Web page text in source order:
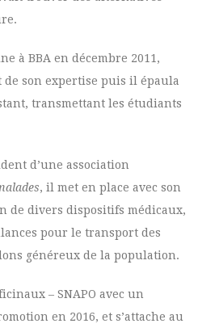
à BBA en décembre 2011,
son expertise puis il épaula
transmettant les étudiants
d’une association
, il met en place avec son
de divers dispositifs médicaux,
pour le transport des
généreux de la population.
– SNAPO avec un
en 2016, et s’attache au